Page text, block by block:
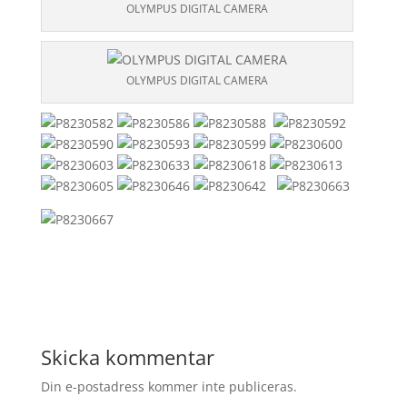
OLYMPUS DIGITAL CAMERA
OLYMPUS DIGITAL CAMERA
Skicka kommentar
Din e-postadress kommer inte publiceras.